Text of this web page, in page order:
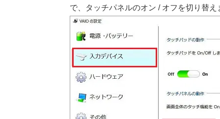
で、タッチパネルのオン / オフを切り替え